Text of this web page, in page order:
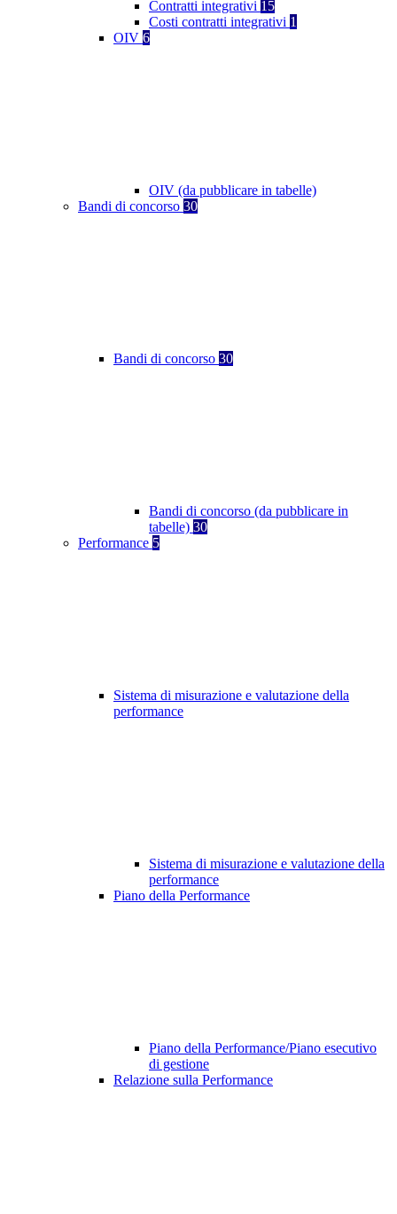
Contratti integrativi 15
Costi contratti integrativi 1
OIV 6
OIV (da pubblicare in tabelle)
Bandi di concorso 30
Bandi di concorso 30
Bandi di concorso (da pubblicare in
tabelle) 30
Performance 5
Sistema di misurazione e valutazione della
performance
Sistema di misurazione e valutazione della
performance
Piano della Performance
Piano della Performance/Piano esecutivo
di gestione
Relazione sulla Performance